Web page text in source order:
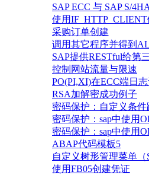
SAP ECC 与 SAP S/
使用
采购订单创建
调用其它程序并得到
SAP提供RESTful给第
控制网站流量与限速
PO(PI,XI)在ECC端日
RSA加解密成功例子
密码保护：自定义条
密码保护：sap中使用
密码保护：sap中使用
ABAP代码模板5
自定义树形管理菜单（
使用FB05创建凭证